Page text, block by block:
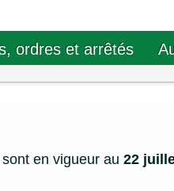
ordres et arrêtés
en vigueur au 22